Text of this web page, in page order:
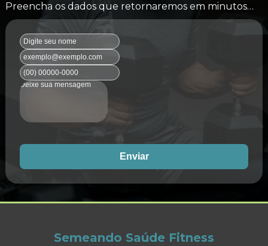
Preencha os dados que retornaremos em minutos…
Enviar
Semeando Saúde Fitness